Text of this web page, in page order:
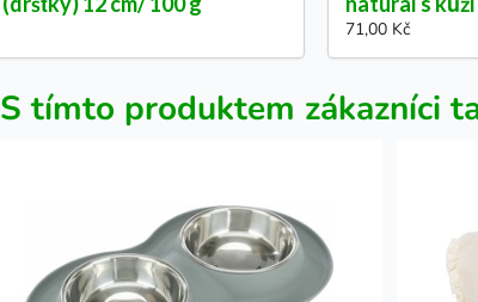
71,00 Kč
S tímto produktem zákazníci